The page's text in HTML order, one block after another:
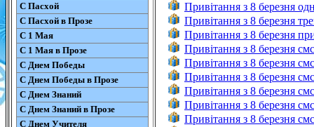
С Пасхой
С Пасхой в Прозе
С 1 Мая
С 1 Мая в Прозе
С Днем Победы
С Днем Победы в Прозе
С Днем Знаний
С Днем Знаний в Прозе
С Днем Учителя
Привітання з 8 березня
Привітання з 8 березня
Привітання з 8 березня
Привітання з 8 березня смс
Привітання з 8 березня
Привітання з 8 березня
Привітання з 8 березня
Привітання з 8 березня
Привітання з 8 березня